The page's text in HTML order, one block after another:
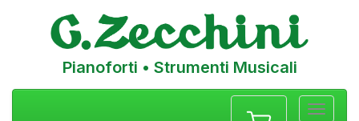
Pianoforti • Strumenti Musicali